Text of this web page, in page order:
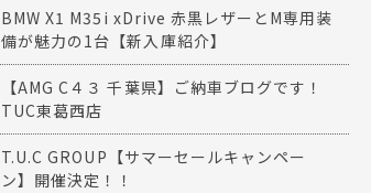
BMW X1 M35i xDrive 赤黒レザーとM専用装
備が魅力の1台【新入庫紹介】
【AMG C４３ 千葉県】ご納車ブログです！
TUC東葛西店
T.U.C GROUP【サマーセールキャンペー
ン】開催決定！！